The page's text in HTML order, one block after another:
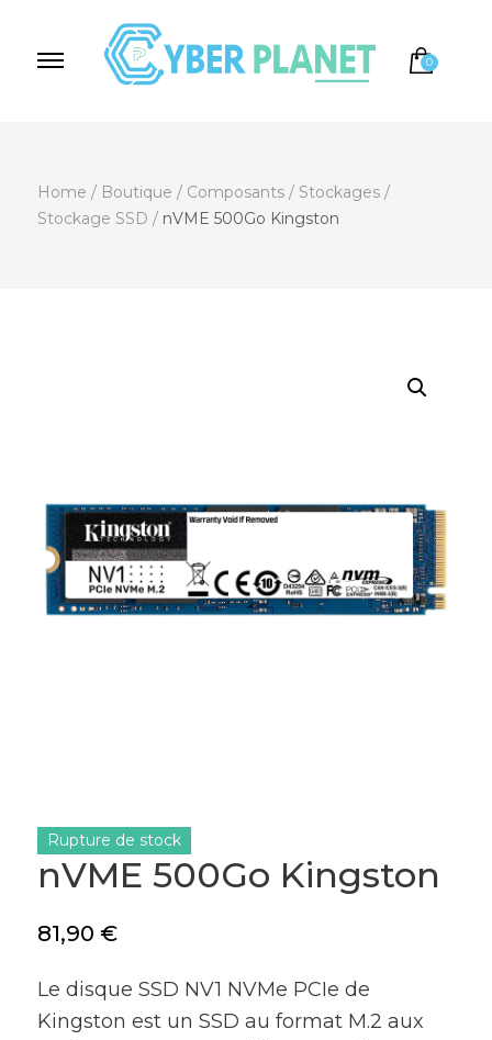
0
Home / Boutique / Composants / Stockages /
Stockage SSD / nVME 500Go Kingston
nVME 500Go Kingston
81,90 €
Le disque SSD NV1 NVMe PCIe de
Kingston est un SSD au format M.2 aux
Rupture de stock